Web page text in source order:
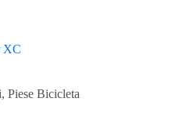
XC
, Piese Bicicleta